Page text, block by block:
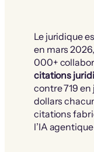
Le juridique
en mars
000+
citations
contre 719
dollars
citations
l’IA